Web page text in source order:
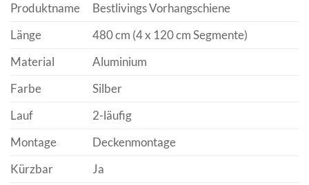
Produktname
Bestlivings Vorhangschiene
Länge
480 cm (4 x 120 cm Segmente)
Material
Aluminium
Farbe
Silber
Lauf
2-läufig
Montage
Deckenmontage
Kürzbar
Ja